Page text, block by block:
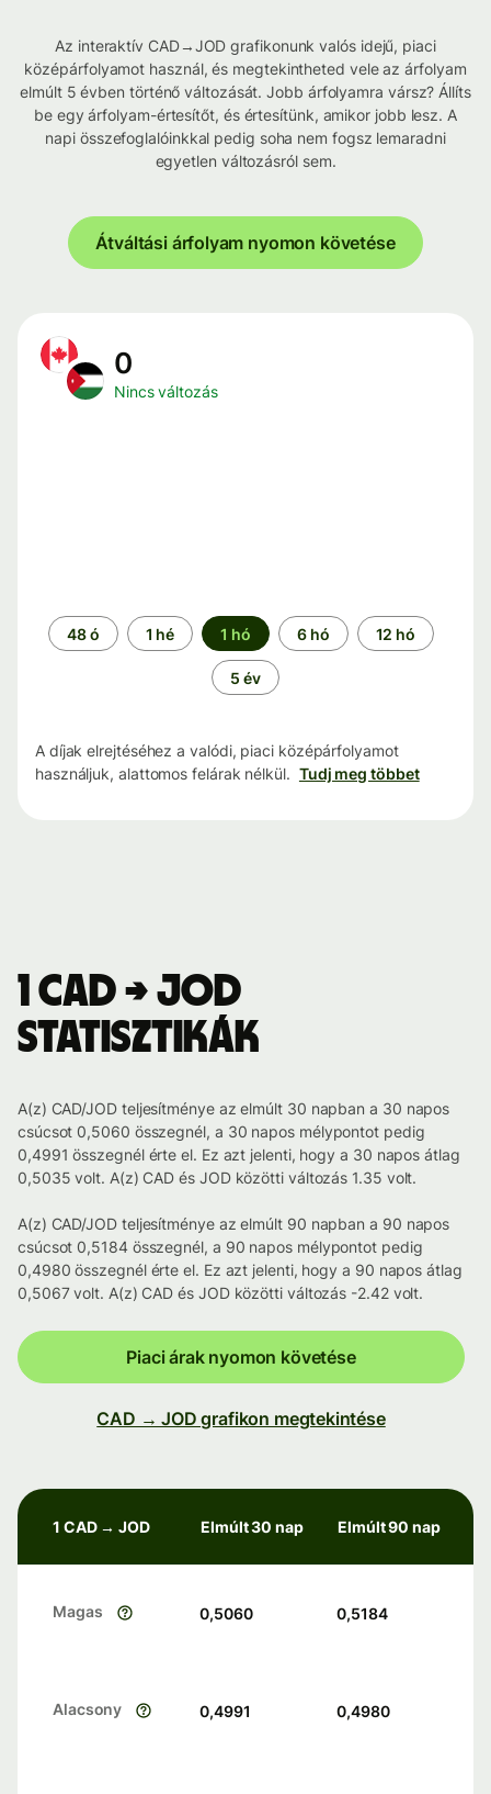
Az interaktív CAD→JOD grafikonunk valós idejű, piaci
középárfolyamot használ, és megtekintheted vele az árfolyam
elmúlt 5 évben történő változását. Jobb árfolyamra vársz? Állíts
be egy árfolyam-értesítőt, és értesítünk, amikor jobb lesz. A
napi összefoglalóinkkal pedig soha nem fogsz lemaradni
egyetlen változásról sem.
Átváltási árfolyam nyomon követése
0
Nincs változás
Időszak
48 ó 1 hé 1 hó 6 hó 12 hó
5 év
A díjak elrejtéséhez a valódi, piaci középárfolyamot
használjuk, alattomos felárak nélkül. Tudj meg többet
1 CAD → JOD
statisztikák
A(z) CAD/JOD teljesítménye az elmúlt 30 napban a 30 napos
csúcsot 0,5060 összegnél, a 30 napos mélypontot pedig
0,4991 összegnél érte el. Ez azt jelenti, hogy a 30 napos átlag
0,5035 volt. A(z) CAD és JOD közötti változás 1.35 volt.
A(z) CAD/JOD teljesítménye az elmúlt 90 napban a 90 napos
csúcsot 0,5184 összegnél, a 90 napos mélypontot pedig
0,4980 összegnél érte el. Ez azt jelenti, hogy a 90 napos átlag
0,5067 volt. A(z) CAD és JOD közötti változás -2.42 volt.
Piaci árak nyomon követése
CAD → JOD grafikon megtekintése
1 CAD → JOD Elmúlt 30 nap Elmúlt 90 nap
Magas 0,5060 0,5184
Alacsony 0,4991 0,4980